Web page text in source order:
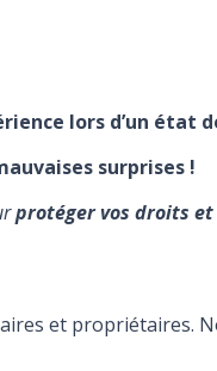
lors d’un état
surprises !
protéger vos droits
et propriétaires.